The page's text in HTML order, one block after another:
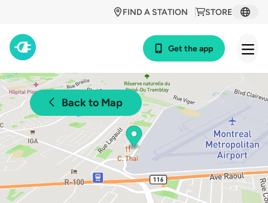
STORE
FIND A STATION
Get the app
Back to Map